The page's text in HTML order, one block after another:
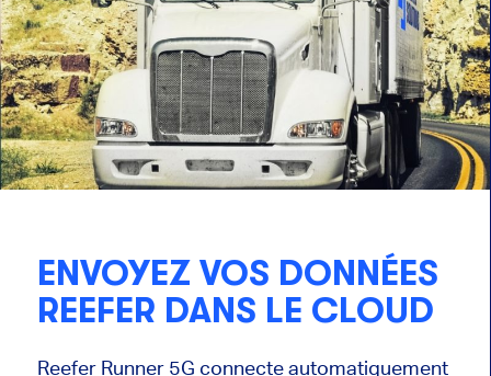
ENVOYEZ VOS DONNÉES
REEFER DANS LE CLOUD
Reefer Runner 5G connecte automatiquement